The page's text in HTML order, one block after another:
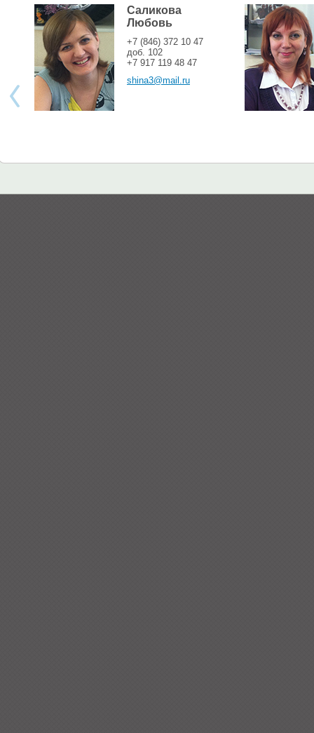
Саликова
Любовь
+7 (846) 372 10 47
доб. 102
+7 917 119 48 47
shina3@mail.ru